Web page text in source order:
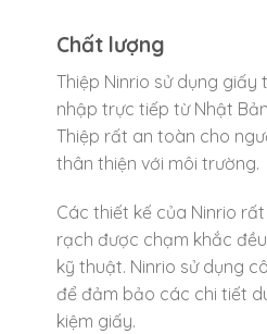
Chất lượng
Thiệp Ninrio sử dụng
nhập trực tiếp từ Nhật
Thiệp rất an toàn cho
thân thiện với môi trường.
Các thiết kế của Ninrio
rạch được chạm khắc
kỹ thuật. Ninrio sử dụng
để đảm bảo các chi tiết
kiệm giấy.